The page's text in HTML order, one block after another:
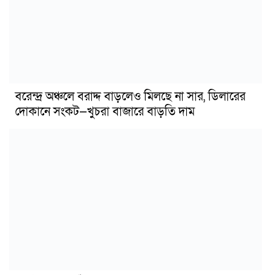
বরেন্দ্র অঞ্চলে বরাদ্দ বাড়লেও মিলছে না সার, ডিলারের
দোকানে সংকট—খুচরা বাজারে বাড়তি দাম